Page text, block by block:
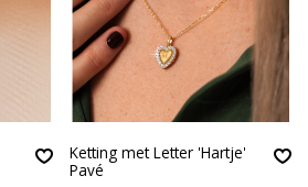
Ketting met Letter 'Hartje'
Pavé